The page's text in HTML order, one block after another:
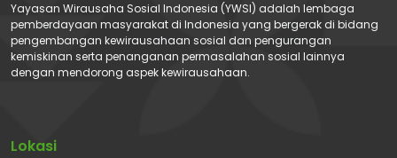
Yayasan Wirausaha Sosial Indonesia (YWSI) adalah lembaga
pemberdayaan masyarakat di Indonesia yang bergerak di bidang
pengembangan kewirausahaan sosial dan pengurangan
kemiskinan serta penanganan permasalahan sosial lainnya
dengan mendorong aspek kewirausahaan.
Lokasi